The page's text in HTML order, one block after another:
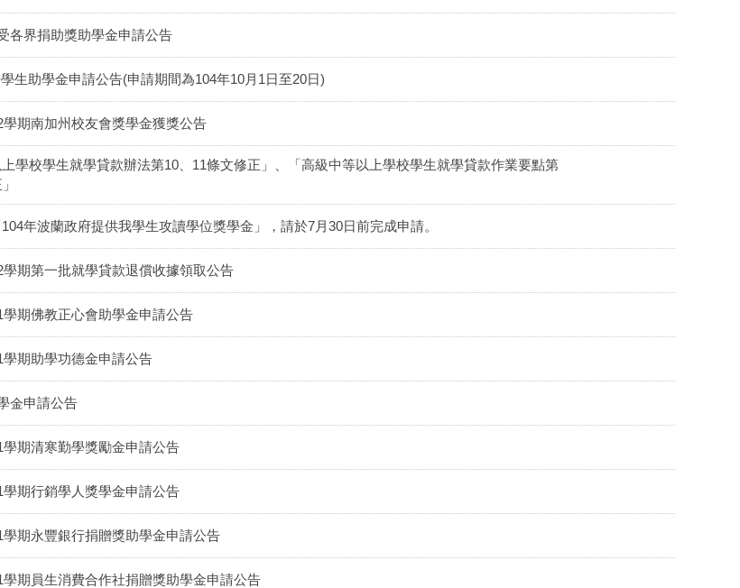
各界捐助獎助學金申請公告
生助學金申請公告(申請期間為104年10月1日至20日)
學期南加州校友會獎學金獲獎公告
上學校學生就學貸款辦法第10、11條文修正」、「高級中等以上學校學生就學貸款作業要點第
年波蘭政府提供我學生攻讀學位獎學金」，請於7月30日前完成申請。
學期第一批就學貸款退償收據領取公告
學期佛教正心會助學金申請公告
學期助學功德金申請公告
金申請公告
學期清寒勤學獎勵金申請公告
學期行銷學人獎學金申請公告
學期永豐銀行捐贈獎助學金申請公告
學期員生消費合作社捐贈獎助學金申請公告